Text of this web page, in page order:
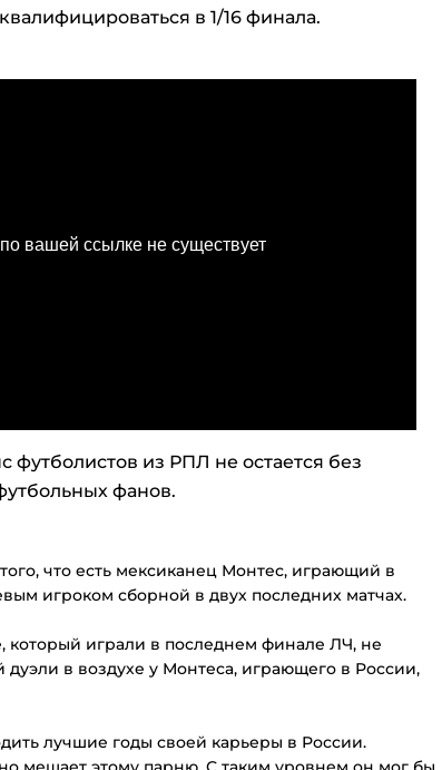
в 1/16 финала.
футболистов из РПЛ не остается без
фанов.
что есть мексиканец Монтес, играющий в
игроком сборной в двух последних матчах.
который играли в последнем финале ЛЧ, не
в воздухе у Монтеса, играющего в России,
лучшие годы своей карьеры в России.